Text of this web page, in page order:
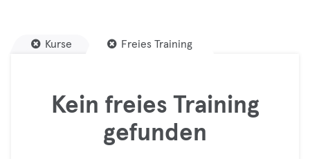
Kurse Freies Training
Kein freies Training
gefunden